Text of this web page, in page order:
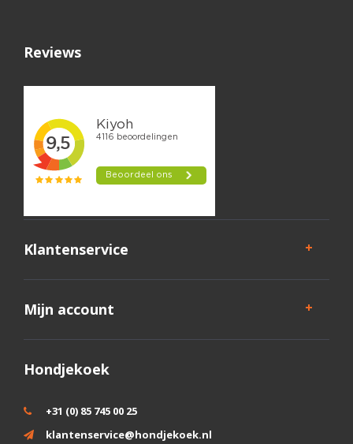
Reviews
Klantenservice
Mijn account
Hondjekoek
+31 (0) 85 745 00 25
klantenservice@hondjekoek.nl